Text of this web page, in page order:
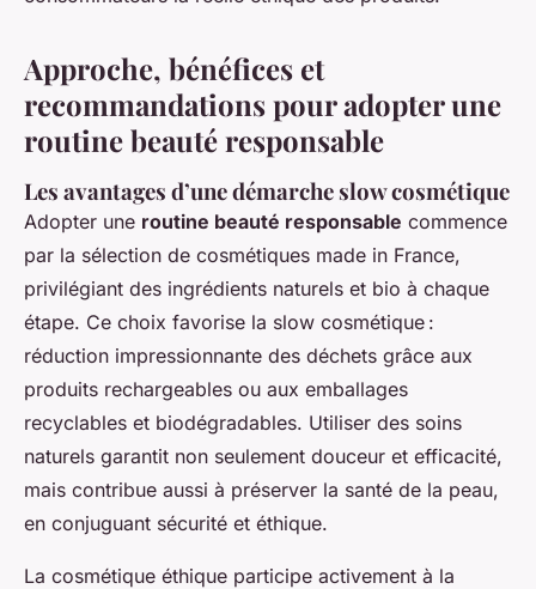
Approche, bénéfices et
recommandations pour adopter une
routine beauté responsable
Les avantages d’une démarche slow cosmétique
Adopter une routine beauté responsable commence
par la sélection de cosmétiques made in France,
privilégiant des ingrédients naturels et bio à chaque
étape. Ce choix favorise la slow cosmétique :
réduction impressionnante des déchets grâce aux
produits rechargeables ou aux emballages
recyclables et biodégradables. Utiliser des soins
naturels garantit non seulement douceur et efficacité,
mais contribue aussi à préserver la santé de la peau,
en conjuguant sécurité et éthique.
La cosmétique éthique participe activement à la